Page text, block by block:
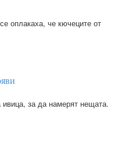
оплакаха, че кючеците от
ивица, за да намерят нещата.